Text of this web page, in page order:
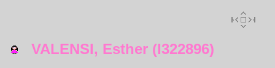
VALENSI, Esther (I322896)